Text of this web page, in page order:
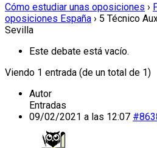
Cómo estudiar unas oposiciones ›
oposiciones España › 5 Técnico
Sevilla
Este debate está vacío.
Viendo 1 entrada (de un total de 1)
Autor
Entradas
09/02/2021 a las 12:07